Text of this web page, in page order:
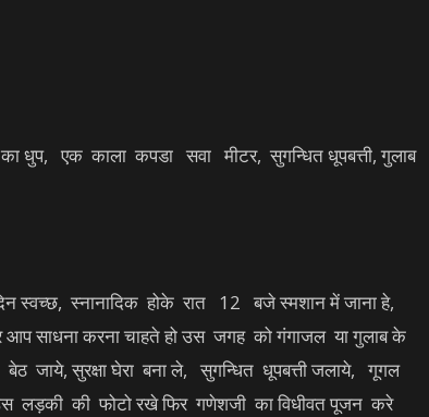
धुप, एक काला कपडा सवा मीटर, सुगन्धित धूपबत्ती, गुलाब
स्वच्छ, स्नानादिक होके रात 12 बजे स्मशान में जाना हे,
आप साधना करना चाहते हो उस जगह को गंगाजल या गुलाब के
जाये, सुरक्षा घेरा बना ले, सुगन्धित धूपबत्ती जलाये, गूगल
लड़की की फोटो रखे फिर गणेशजी का विधीवत पूजन करे